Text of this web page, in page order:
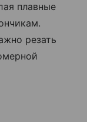
плавные
резать